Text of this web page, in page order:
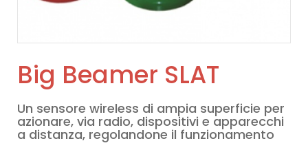
Big Beamer SLAT
Un sensore wireless di ampia superficie per
azionare, via radio, dispositivi e apparecchi
a distanza, regolandone il funzionamento